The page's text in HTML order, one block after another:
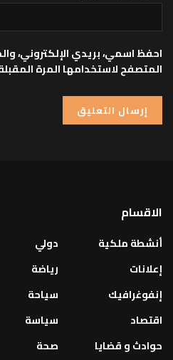
احفظ اسمي، بريدي الإلكتروني،
المتصفح لاستخدامها المرة
الاقسام
أنشطة ملكية
إعلانات
إنفوغرافيك
اقتصاد
حوادث و قضايا
دولي
رياضة
سياحة
سياسة
صحة